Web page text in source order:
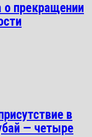
о прекращении
в
— четыре